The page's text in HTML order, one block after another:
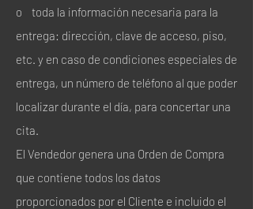
o toda la información necesaria para la
entrega: dirección, clave de acceso, piso,
etc. y en caso de condiciones especiales de
entrega, un número de teléfono al que poder
localizar durante el día, para concertar una
cita.
El Vendedor genera una Orden de Compra
que contiene todos los datos
proporcionados por el Cliente e incluido el